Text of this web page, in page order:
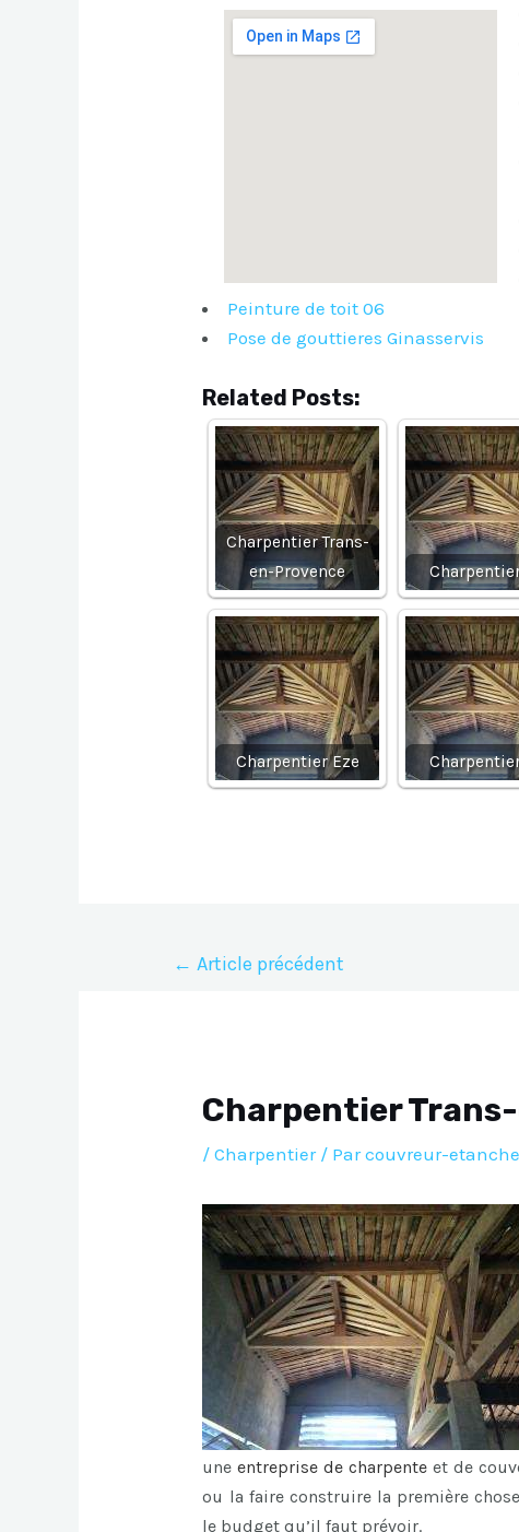
Peinture de toit 06
Pose de gouttieres Ginasservis
Related Posts:
Charpentier Trans-
en-Provence
Charpentier Eze
Navigation
← Article précédent
Charpentier
/Charpentier/ Parcouvreur-
uneentreprise de charpente et de
ou la faire construire la première
le budget qu’il faut prévoir.